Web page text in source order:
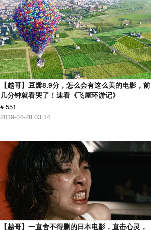
【越哥】豆瓣8.9分，怎么会有这么美的电影，前
几分钟就看哭了！速看《飞屋环游记》
# 551
2019-04-28 03:14
【越哥】一直舍不得删的日本电影，直击心灵，